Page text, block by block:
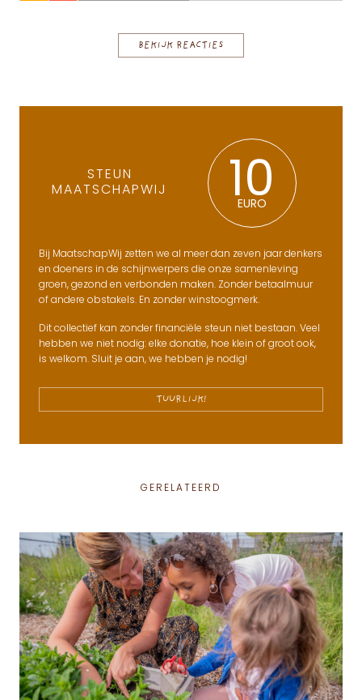
BEKIJK REACTIES
STEUN
MAATSCHAPWIJ
10
EURO
Bij MaatschapWij zetten we al meer dan zeven jaar denkers
en doeners in de schijnwerpers die onze samenleving
groen, gezond en verbonden maken. Zonder betaalmuur
of andere obstakels. En zonder winstoogmerk.
Dit collectief kan zonder financiële steun niet bestaan. Veel
hebben we niet nodig: elke donatie, hoe klein of groot ook,
is welkom. Sluit je aan, we hebben je nodig!
TUURLIJK!
GERELATEERD